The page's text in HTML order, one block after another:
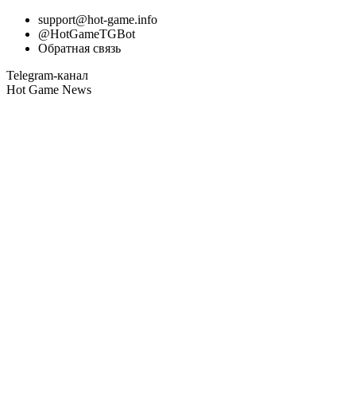
support@hot-game.info
@HotGameTGBot
Обратная связь
Telegram-канал
Hot Game News